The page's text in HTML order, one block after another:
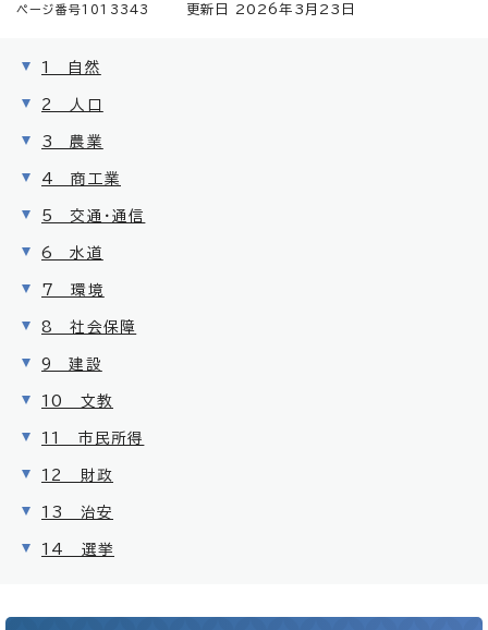
ページ番号1013343 更新日 2026年3月23日
1 自然
2 人口
3 農業
4 商工業
5 交通・通信
6 水道
7 環境
8 社会保障
9 建設
10 文教
11 市民所得
12 財政
13 治安
14 選挙